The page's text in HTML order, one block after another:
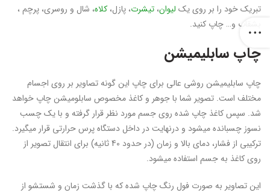
تبریک خود را بر روی یک لیوان، تیشرت، پازل، کلاه، شال و روسری، پرچم ،
بشقاب و… چاپ کنید.
چاپ سابلیمیشن
چاپ سابلیمیشن روشی عالی برای چاپ این گونه تصاویر بر روی اجسام
مختلف است. تصویر شما با جوهر و کاغذ مخصوص سابلومیشن چاپ خواهد
شد. سپس کاغذ چاپ شده روی جسم مورد نظر قرار گرفته و با یک چسب
نسوز چسبانده میشود و درنهایت در داخل دستگاه پرس حرارتی قرار میگیرد.
ترکیبی از فشار، دمای بالا و زمان (در حدود 40 ثانیه) برای انتقال تصویر از
روی کاغذ به جسم استفاده میشود.
این تصاویر به صورت فول رنگ چاپ شده که با گذشت زمان و شستشو از